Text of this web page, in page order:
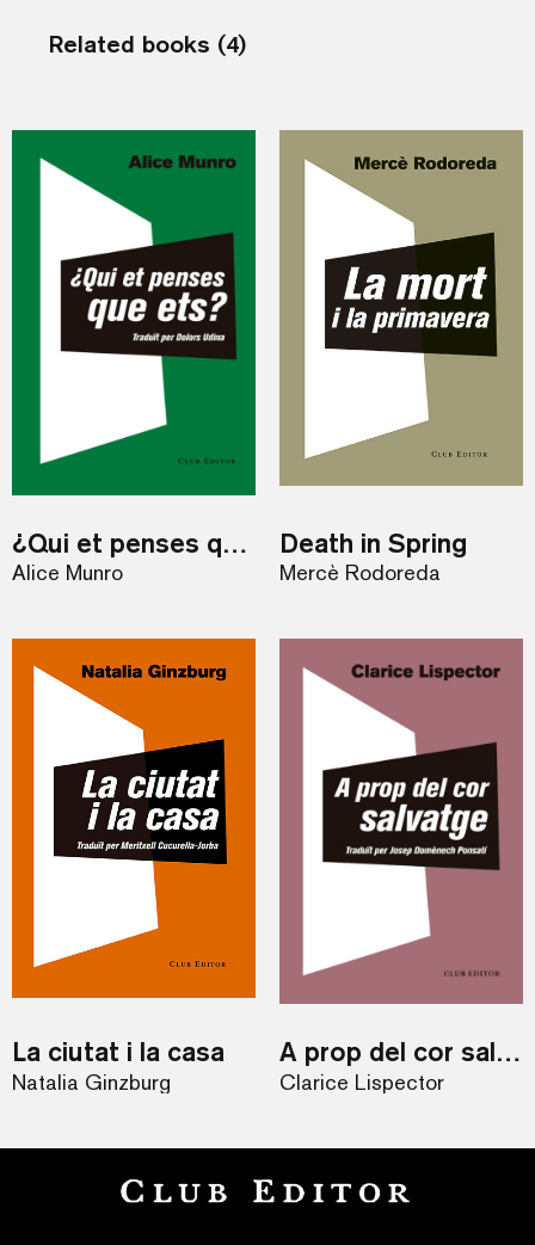
Related books (4)
¿Qui et penses que ets?
Alice Munro
Death in Spring
Mercè Rodoreda
La ciutat i la casa
Natalia Ginzburg
A prop del cor salvatge
Clarice Lispector